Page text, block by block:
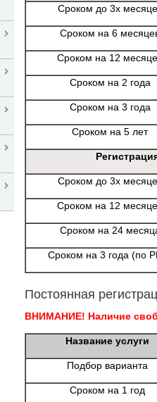
Сроком до 3х
Сроком на 6
Сроком на 12
Сроком на 2 года
Сроком на 3 года
Сроком на 5 лет
Сроком до 3х
Сроком на 12
Сроком на 24
Сроком на 3 года (по
Постоянная
ВНИМАНИЕ! Наличие
Название услуги
Подбор варианта
Сроком на 1 год